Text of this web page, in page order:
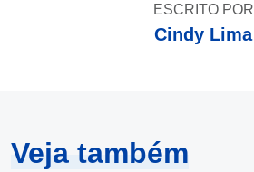
ESCRITO POR
Cindy Lima
Veja também